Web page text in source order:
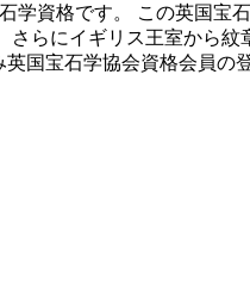
資格です。 この英国宝
さらにイギリス王室から
国宝石学協会資格会員の